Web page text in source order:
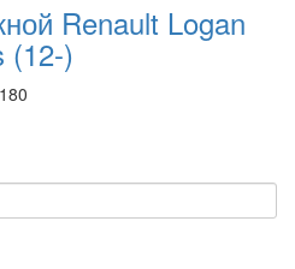
Renault Logan
(12-)